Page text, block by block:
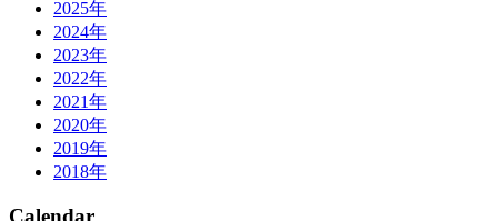
2025年
2024年
2023年
2022年
2021年
2020年
2019年
2018年